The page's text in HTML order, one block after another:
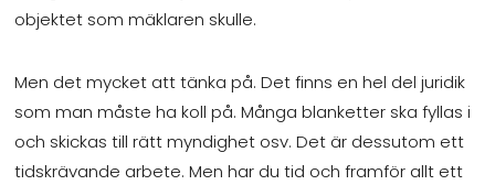
objektet som mäklaren skulle.
Men det mycket att tänka på. Det finns en hel del juridik
som man måste ha koll på. Många blanketter ska fyllas i
och skickas till rätt myndighet osv. Det är dessutom ett
tidskrävande arbete. Men har du tid och framför allt ett